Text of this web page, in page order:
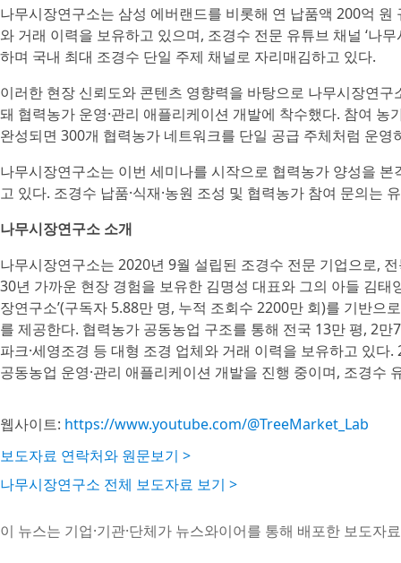
나무시장연구소는 삼성 에버랜드를 비롯해 연 납품액 200억
와 거래 이력을 보유하고 있으며, 조경수 전문 유튜브 채널 ‘나
하며 국내 최대 조경수 단일 주제 채널로 자리매김하고 있다.
이러한 현장 신뢰도와 콘텐츠 영향력을 바탕으로 나무시장연
돼 협력농가 운영·관리 애플리케이션 개발에 착수했다. 참여
완성되면 300개 협력농가 네트워크를 단일 공급 주체처럼 운영
나무시장연구소는 이번 세미나를 시작으로 협력농가 양성을
고 있다. 조경수 납품·식재·농원 조성 및 협력농가 참여 문의는
나무시장연구소 소개
나무시장연구소는 2020년 9월 설립된 조경수 전문 기업으로,
30년 가까운 현장 경험을 보유한 김명성 대표와 그의 아들 김
장연구소’(구독자 5.88만 명, 누적 조회수 2200만 회)를 기반
를 제공한다. 협력농가 공동농업 구조를 통해 전국 13만 평, 2
파크·세영조경 등 대형 조경 업체와 거래 이력을 보유하고 있
공동농업 운영·관리 애플리케이션 개발을 진행 중이며, 조경
웹사이트: https://www.youtube.com/@TreeMarket_Lab
보도자료 연락처와 원문보기 >
나무시장연구소 전체 보도자료 보기 >
이 뉴스는 기업·기관·단체가 뉴스와이어를 통해 배포한 보도자